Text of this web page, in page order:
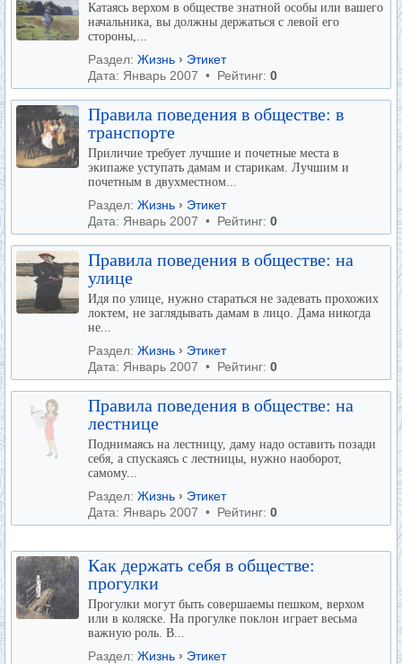
Катаясь верхом в обществе знатной особы или вашего
начальника, вы должны держаться с левой его
стороны,...
Раздел: Жизнь › Этикет
Дата: Январь 2007 • Рейтинг: 0
Правила поведения в обществе: в
транспорте
Приличие требует лучшие и почетные места в
экипаже уступать дамам и старикам. Лучшим и
почетным в двухместном...
Раздел: Жизнь › Этикет
Дата: Январь 2007 • Рейтинг: 0
Правила поведения в обществе: на
улице
Идя по улице, нужно стараться не задевать прохожих
локтем, не заглядывать дамам в лицо. Дама никогда
не...
Раздел: Жизнь › Этикет
Дата: Январь 2007 • Рейтинг: 0
Правила поведения в обществе: на
лестнице
Поднимаясь на лестницу, даму надо оставить позади
себя, а спускаясь с лестницы, нужно наоборот,
самому...
Раздел: Жизнь › Этикет
Дата: Январь 2007 • Рейтинг: 0
Как держать себя в обществе:
прогулки
Прогулки могут быть совершаемы пешком, верхом
или в коляске. На прогулке поклон играет весьма
важную роль. В...
Раздел: Жизнь › Этикет